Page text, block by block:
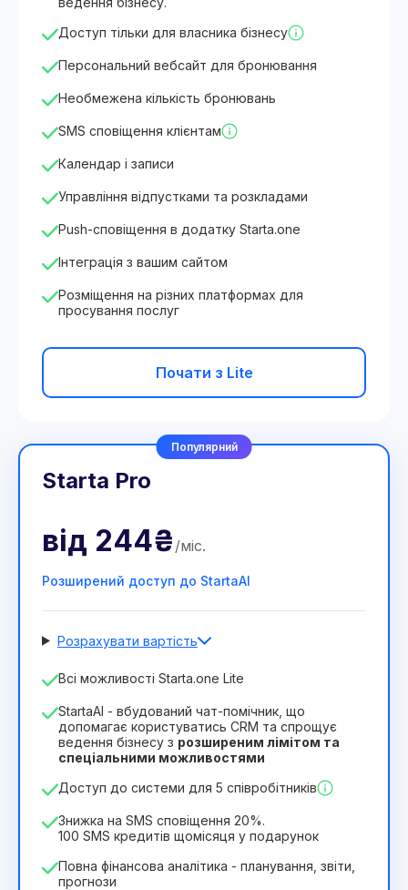
Доступ тільки для власника бізнесу
Персональний вебсайт для бронювання
Необмежена кількість бронювань
SMS сповіщення клієнтам
Календар і записи
Управління відпустками та розкладами
Push-сповіщення в додатку Starta.one
Інтеграція з вашим сайтом
Розміщення на різних платформах для
просування послуг
Почати з Lite
Популярний
Starta Pro
від 244₴ /міс.
Розширений доступ до StartaAI
Розрахувати вартість
Кількість співробітників
Тривалість ліцензії
12 Months (знижка -25%) Вигідний
349₴ 244₴ /місяць
Всі можливості Starta.one Lite
StartaAI - вбудований чат-помічник, що
допомагає користуватись CRM та спрощує
ведення бізнесу з розширеним лімітом та
спеціальними можливостями
Доступ до системи для 5 співробітників
Знижка на SMS сповіщення 20%.
100 SMS кредитів щомісяця у подарунок
Повна фінансова аналітика - планування, звіти,
прогнози